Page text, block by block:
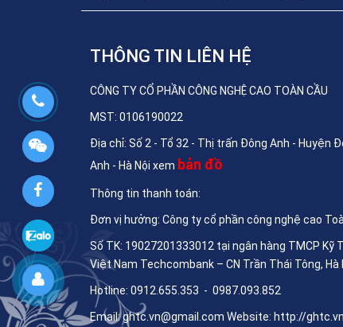
THÔNG TIN LIÊN HỆ
CÔNG TY CỔ PHẦN CÔNG NGHỆ CAO TOÀN CẦU
MST: 0106190022
Địa chỉ: Số 2 - Tổ 32 - Thị trấn Đông Anh - Huyện
Anh - Hà Nội xem bản đồ
Thông tin thanh toán:
Đơn vị hưởng: Công ty cổ phần công nghệ cao
Số TK: 19027201333012 tại ngân hàng TMCP Kỹ
Việt Nam Techcombank – CN Trần Thái Tông, Hà
Hotline: 0912.655.353 - 0987.093.852
Email:ghtc.vn@gmail.com Website: http://